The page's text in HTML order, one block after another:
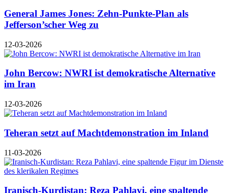
General James Jones: Zehn-Punkte-Plan als
Jefferson’scher Weg zu
12-03-2026
John Bercow: NWRI ist demokratische Alternative
im Iran
12-03-2026
Teheran setzt auf Machtdemonstration im Inland
11-03-2026
Iranisch-Kurdistan: ​Reza Pahlavi, eine spaltende